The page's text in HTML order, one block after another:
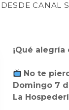
CANAL
¡Qué
No te
Domingo 7
La